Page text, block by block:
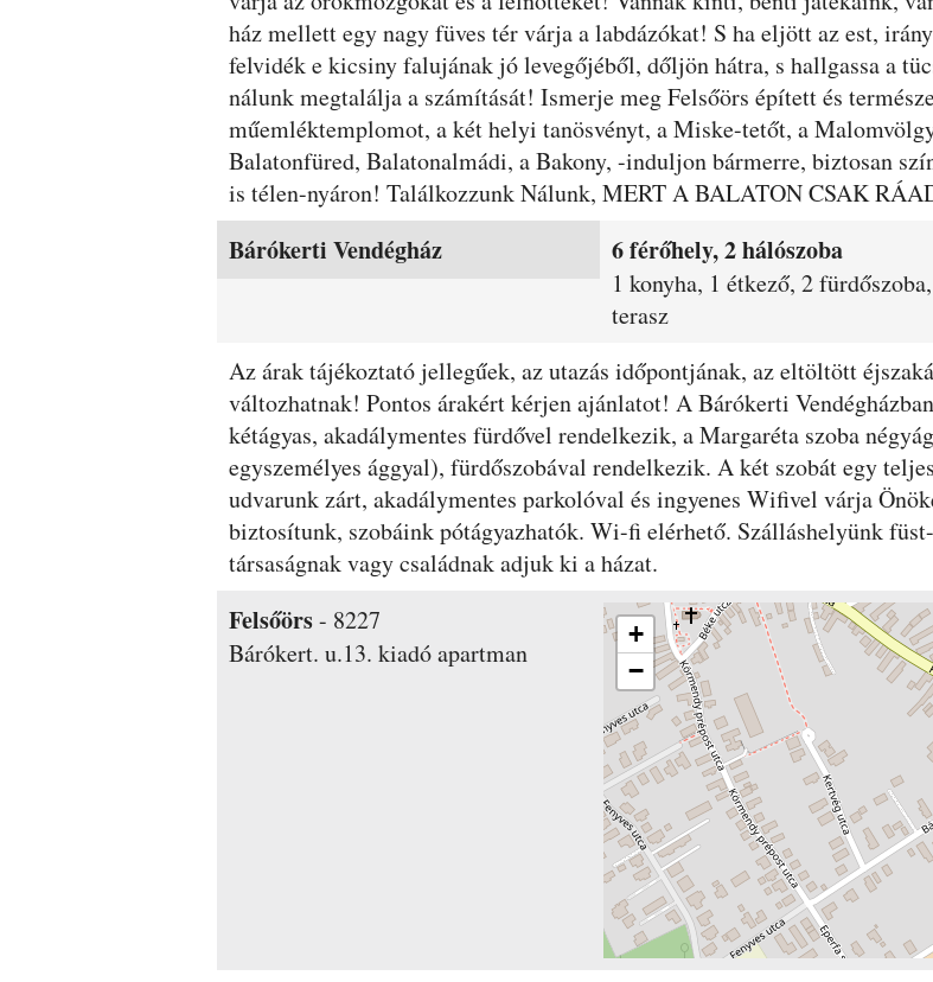
ház mellett egy nagy füves tér várja a labdázókat! S ha eljött az est,
felvidék e kicsiny falujának jó levegőjéből, dőljön hátra, s hallgassa a
nálunk megtalálja a számítását! Ismerje meg Felsőörs épített és
műemléktemplomot, a két helyi tanösvényt, a Miske-tetőt, a
Balatonfüred, Balatonalmádi, a Bakony, -induljon bármerre, biztosan
is télen-nyáron! Találkozzunk Nálunk, MERT A BALATON CSAK
Szobák és árak
Bárókerti Vendégház 6 férőhely, 2 hálószoba
1 konyha, 1 étkező, 2
terasz
Az árak tájékoztató jellegűek, az utazás időpontjának, az eltöltött
változhatnak! Pontos árakért kérjen ajánlatot! A Bárókerti
kétágyas, akadálymentes fürdővel rendelkezik, a Margaréta szoba
egyszemélyes ággyal), fürdőszobával rendelkezik. A két szobát egy
udvarunk zárt, akadálymentes parkolóval és ingyenes Wifivel várja
biztosítunk, szobáink pótágyazhatók. Wi-fi elérhető. Szálláshelyünk
társaságnak vagy családnak adjuk ki a házat.
Felsőörs- 8227
Bárókert. u.13. kiadó apartman
+
−